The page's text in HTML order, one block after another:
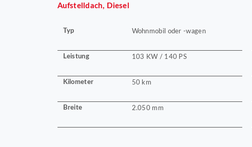
Aufstelldach, Diesel
Typ Wohnmobil oder -wagen
Leistung 103 KW / 140 PS
Kilometer 50 km
Breite 2.050 mm